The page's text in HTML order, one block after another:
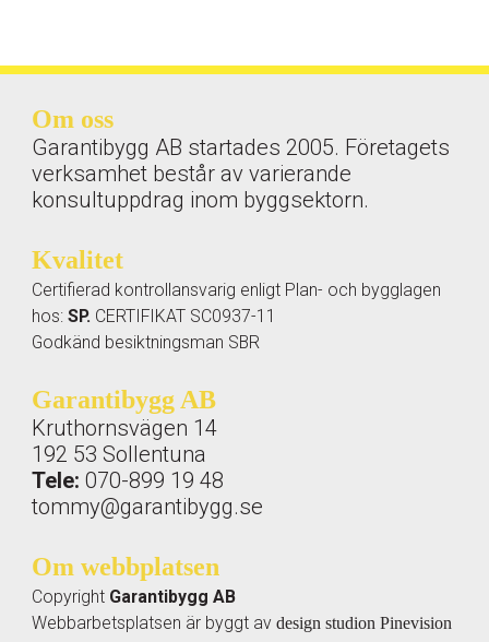
Om oss
Garantibygg AB startades 2005. Företagets
verksamhet består av varierande
konsultuppdrag inom byggsektorn.
Kvalitet
Certifierad kontrollansvarig enligt Plan- och bygglagen
hos: SP. CERTIFIKAT SC0937-11
​Godkänd besiktningsman SBR
Garantibygg AB
Kruthornsvägen 14
192 53 Sollentuna
Tele: 070-899 19 48
tommy@garantibygg.se
Om webbplatsen
Copyright Garantibygg AB
Webbarbetsplatsen är byggt av design studion Pinevision